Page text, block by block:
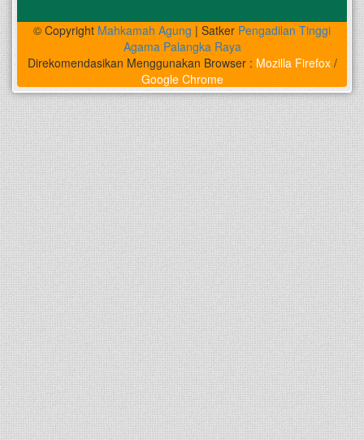
© Copyright Mahkamah Agung | Satker Pengadilan Tinggi
Agama Palangka Raya
Direkomendasikan Menggunakan Browser : Mozilla Firefox/
Google Chrome